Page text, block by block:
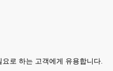
로 하는 고객에게 유용합니다.